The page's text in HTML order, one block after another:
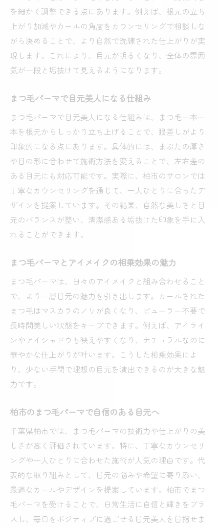
を細かく調整できる点にあります。例えば、根元の立ち
上がり加減やカールの角度をカウンセリングで相談しな
がら決めることで、より自然で洗練された仕上がりが実
現します。これにより、目元が明るくなり、全体の雰囲
気が一段と垢抜けて見えるようになります。
まつ毛パーマで目元美人になる仕組み
まつ毛パーマで目元美人になる仕組みは、まつ毛一本一
本を根元からしっかり立ち上げることで、眼差しがより
印象的になる点にあります。具体的には、まぶたの厚さ
や目の形に合わせて施術方法を変えることで、左右差の
ある目元にも対応可能です。実際に、柏市のサロンでは
丁寧なカウンセリングを通じて、一人ひとりに合ったデ
ザインを提案しています。その結果、自然な美しさと目
元のバランスが整い、清潔感ある垢抜けた印象を手に入
れることができます。
まつ毛パーマとアイメイクの相乗効果の魅力
まつ毛パーマは、日々のアイメイクと組み合わせること
で、より一層目元の魅力を引き出します。カールされた
まつ毛はマスカラのノリが良くなり、ビューラー不要で
長時間美しい状態をキープできます。例えば、アイライ
ンやアイシャドウも映えやすくなり、ナチュラルなのに
華やかな仕上がりが叶います。こうした相乗効果によ
り、少ない手間で理想の目元を演出できるのが大きな魅
力です。
柏市のまつ毛パーマで自信のある目元へ
千葉県柏市では、まつ毛パーマの技術力や仕上がりの美
しさが高く評価されています。特に、丁寧なカウンセリ
ングや一人ひとりに合わせた施術が人気の理由です。代
表的な取り組みとして、目元の悩みや希望に寄り添い、
最適なカールやデザインを提案しています。柏市でまつ
毛パーマを受けることで、日常生活に自信と輝きをプラ
スし、毎日をポジティブに過ごせる目元美人を目指せま